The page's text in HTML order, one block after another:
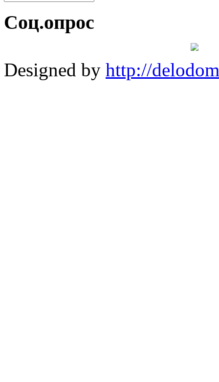
Соц.опрос
Designed by http://